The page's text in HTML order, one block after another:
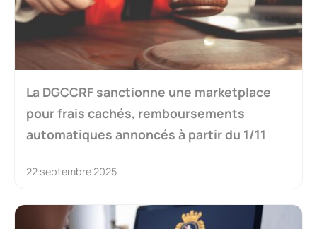
La DGCCRF sanctionne une marketplace
pour frais cachés, remboursements
automatiques annoncés à partir du 1/11
22 septembre 2025